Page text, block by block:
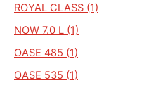
ROYAL CLASS (1)
NOW 7.0 L (1)
OASE 485 (1)
OASE 535 (1)